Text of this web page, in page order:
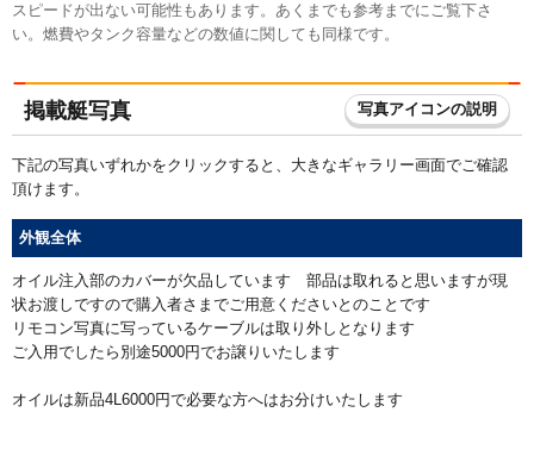
スピードが出ない可能性もあります。あくまでも参考までにご覧下さ
い。燃費やタンク容量などの数値に関しても同様です。
掲載艇写真 写真アイコンの説明
下記の写真いずれかをクリックすると、大きなギャラリー画面でご確認
頂けます。
外観全体
オイル注入部のカバーが欠品しています 部品は取れると思いますが現
状お渡しですので購入者さまでご用意くださいとのことです
リモコン写真に写っているケーブルは取り外しとなります
ご入用でしたら別途5000円でお譲りいたします
オイルは新品4L6000円で必要な方へはお分けいたします